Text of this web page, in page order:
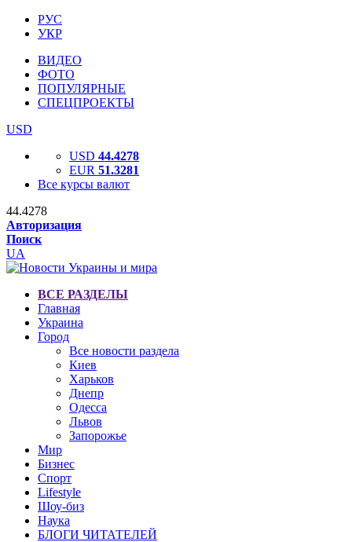
РУС
УКР
ВИДЕО
ФОТО
ПОПУЛЯРНЫЕ
СПЕЦПРОЕКТЫ
USD
USD 44.4278
EUR 51.3281
Все курсы валют
44.4278
Авторизация
Поиск
UA
ВСЕ РАЗДЕЛЫ
Главная
Украина
Город
Все новости раздела
Киев
Харьков
Днепр
Одесса
Львов
Запорожье
Мир
Бизнес
Спорт
Lifestyle
Шоу-биз
Наука
БЛОГИ ЧИТАТЕЛЕЙ